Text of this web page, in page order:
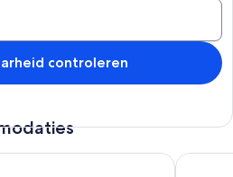
controleren
WiFi Modern